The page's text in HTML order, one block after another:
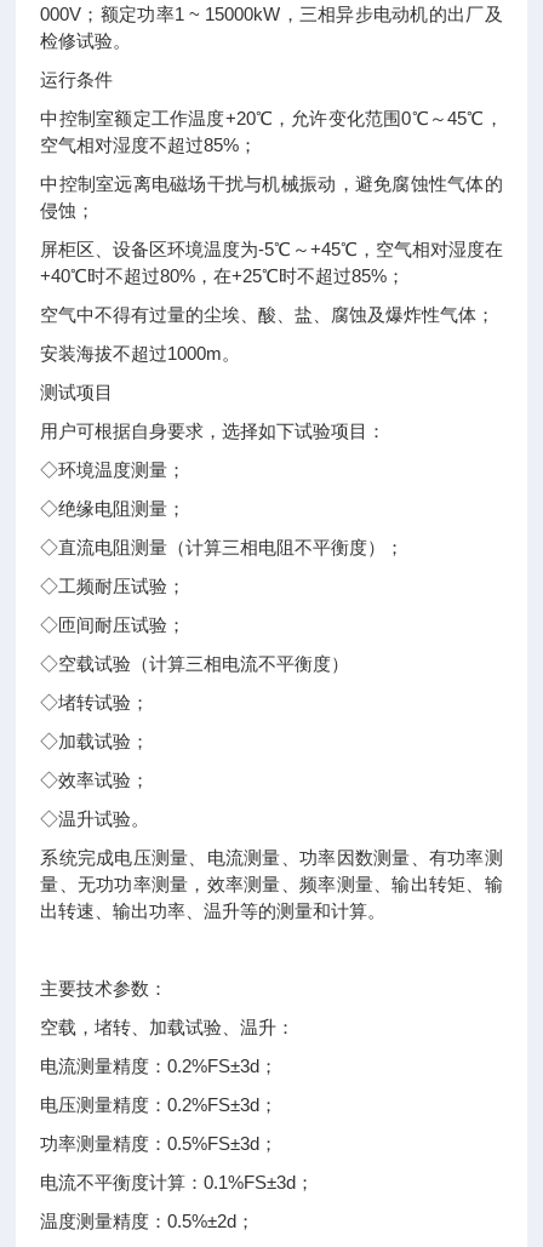
000V；额定功率1 ~ 15000kW，三相异步电动机的出厂及
检修试验。
运行条件
中控制室额定工作温度+20℃，允许变化范围0℃～45℃，
空气相对湿度不超过85%；
中控制室远离电磁场干扰与机械振动，避免腐蚀性气体的
侵蚀；
屏柜区、设备区环境温度为-5℃～+45℃，空气相对湿度在
+40℃时不超过80%，在+25℃时不超过85%；
空气中不得有过量的尘埃、酸、盐、腐蚀及爆炸性气体；
安装海拔不超过1000m。
测试项目
用户可根据自身要求，选择如下试验项目：
◇环境温度测量；
◇绝缘电阻测量；
◇直流电阻测量（计算三相电阻不平衡度）；
◇工频耐压试验；
◇匝间耐压试验；
◇空载试验（计算三相电流不平衡度）
◇堵转试验；
◇加载试验；
◇效率试验；
◇温升试验。
系统完成电压测量、电流测量、功率因数测量、有功率测
量、无功功率测量，效率测量、频率测量、输出转矩、输
出转速、输出功率、温升等的测量和计算。
主要技术参数：
空载，堵转、加载试验、温升：
电流测量精度：0.2%FS±3d；
电压测量精度：0.2%FS±3d；
功率测量精度：0.5%FS±3d；
电流不平衡度计算：0.1%FS±3d；
温度测量精度：0.5%±2d；